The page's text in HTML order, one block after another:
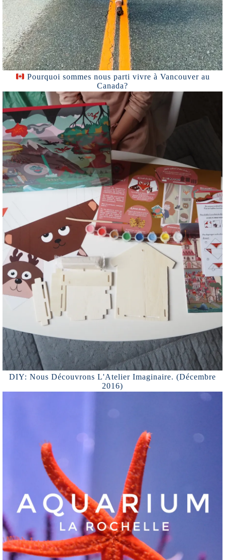
Pourquoi sommes nous parti vivre à Vancouver au
Canada?
DIY: Nous Découvrons L'Atelier Imaginaire. (Décembre
2016)